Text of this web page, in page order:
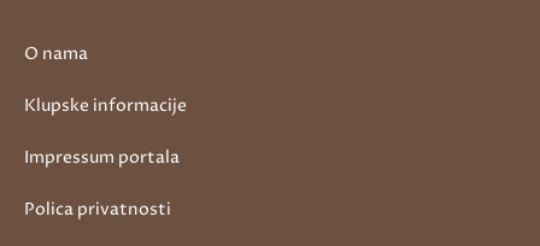
O nama
Klupske informacije
Impressum portala
Polica privatnosti